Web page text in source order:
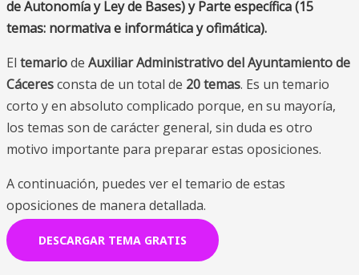
de Autonomía y Ley de Bases) y Parte específica (15
temas: normativa e informática y ofimática).
El temariode Auxiliar Administrativo del Ayuntamiento de
Cáceresconsta de un total de 20 temas. Es un temario
corto y en absoluto complicado porque, en su mayoría,
los temas son de carácter general, sin duda es otro
motivo importante para preparar estas oposiciones.
A continuación, puedes ver el temario de estas
oposiciones de manera detallada.
DESCARGAR TEMA GRATIS